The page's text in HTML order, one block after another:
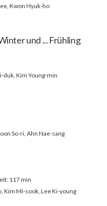
Kwon Hyuk-ho
und ... Frühling
duk, Kim Young-min
So-ri, Ahn Nae-sang
117 min
Kim Mi-sook, Lee Ki-young